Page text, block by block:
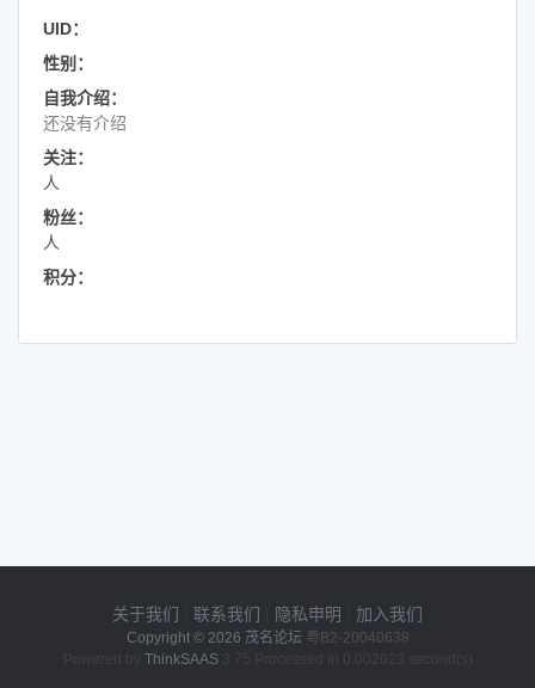
UID：
性别：
自我介绍：
还没有介绍
关注：
人
粉丝：
人
积分：
关于我们 联系我们 隐私申明 加入我们
Copyright © 2026 茂名论坛 粤B2-20040638
Powered by ThinkSAAS3.75 Processed in 0.002023 second(s)